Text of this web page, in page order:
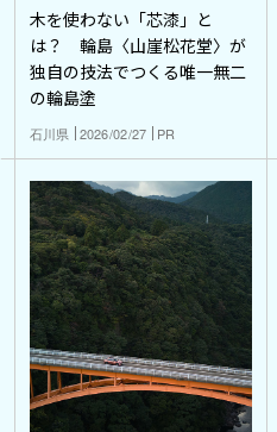
木を使わない「芯漆」と
は？ 輪島〈山崖松花堂〉が
独自の技法でつくる唯一無二
の輪島塗
石川県 2026/02/27 PR